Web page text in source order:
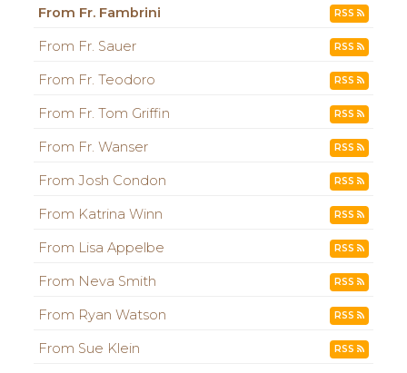
From Fr. Fambrini RSS
From Fr. Sauer RSS
From Fr. Teodoro RSS
From Fr. Tom Griffin RSS
From Fr. Wanser RSS
From Josh Condon RSS
From Katrina Winn RSS
From Lisa Appelbe RSS
From Neva Smith RSS
From Ryan Watson RSS
From Sue Klein RSS